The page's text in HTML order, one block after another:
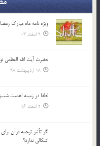
ویژه نامه ماه مبارک
9 اسفند 03
حضرت آیت الله العظمی
18 اردیبهشت 98
لطفا در زمينه اهميت
2 اسفند 96
اگر تأثير ترجمه قرآن
اشكالي ندارد؟